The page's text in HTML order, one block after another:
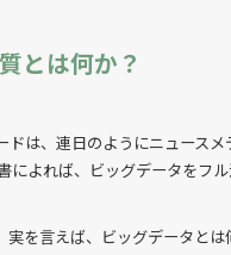
とは何か？
ドは、連日のようにニュース
によれば、ビッグデータをフ
実を言えば、ビッグデータと